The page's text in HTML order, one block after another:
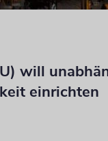
will
einrichten